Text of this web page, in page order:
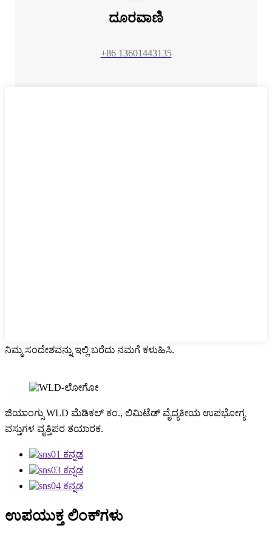
ದೂರವಾಣಿ
+86 13601443135
ನಿಮ್ಮ ಸಂದೇಶವನ್ನು ಇಲ್ಲಿ ಬರೆದು ನಮಗೆ ಕಳುಹಿಸಿ.
ಜಿಯಾಂಗ್ಸು WLD ಮೆಡಿಕಲ್ ಕಂ., ಲಿಮಿಟೆಡ್ ವೈದ್ಯಕೀಯ ಉಪಭೋಗ್ಯ
ವಸ್ತುಗಳ ವೃತ್ತಿಪರ ತಯಾರಕ.
ಉಪಯುಕ್ತ ಲಿಂಕ್‌ಗಳು